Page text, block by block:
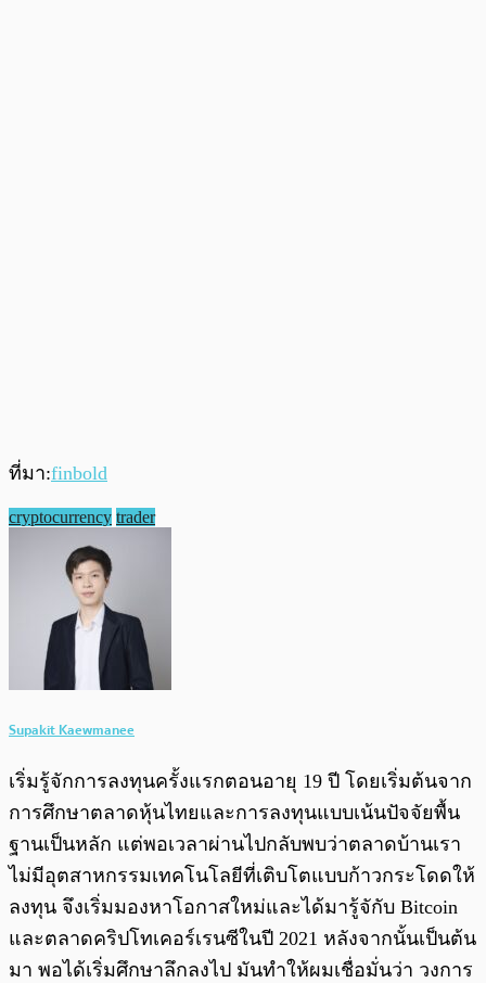
ที่มา:finbold
cryptocurrency trader
Supakit Kaewmanee
เริ่มรู้จักการลงทุนครั้งแรกตอนอายุ 19 ปี โดยเริ่มต้นจาก
การศึกษาตลาดหุ้นไทยและการลงทุนแบบเน้นปัจจัยพื้น
ฐานเป็นหลัก แต่พอเวลาผ่านไปกลับพบว่าตลาดบ้านเรา
ไม่มีอุตสาหกรรมเทคโนโลยีที่เติบโตแบบก้าวกระโดดให้
ลงทุน จึงเริ่มมองหาโอกาสใหม่และได้มารู้จักับ Bitcoin
และตลาดคริปโทเคอร์เรนซีในปี 2021 หลังจากนั้นเป็นต้น
มา พอได้เริ่มศึกษาลึกลงไป มันทำให้ผมเชื่อมั่นว่า วงการ